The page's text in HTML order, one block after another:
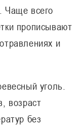
Чаще всего
прописывают
и
уголь.
возраст
без